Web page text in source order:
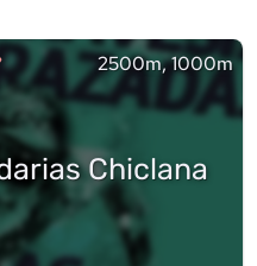
2500m, 1000m
Chiclana